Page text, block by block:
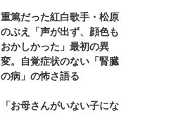
重篤だった紅白歌手・松原
のぶえ「声が出ず、顔色も
おかしかった」最初の異
変。自覚症状のない「腎臓
の病」の怖さ語る
「お母さんがいない子にな